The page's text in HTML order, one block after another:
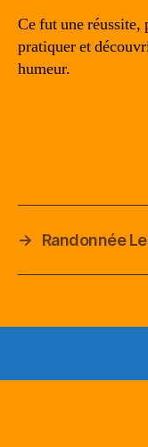
Ce fut une réussite,
pratiquer et
humeur.
→ Randonnée